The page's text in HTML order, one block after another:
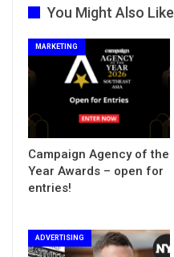
You Might Also Like
MARKETING
Campaign Agency of the
Year Awards – open for
entries!
ADVERTISING